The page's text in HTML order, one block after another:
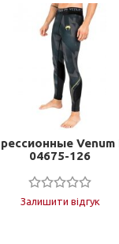
Venum
04675-126
Залишити відгук